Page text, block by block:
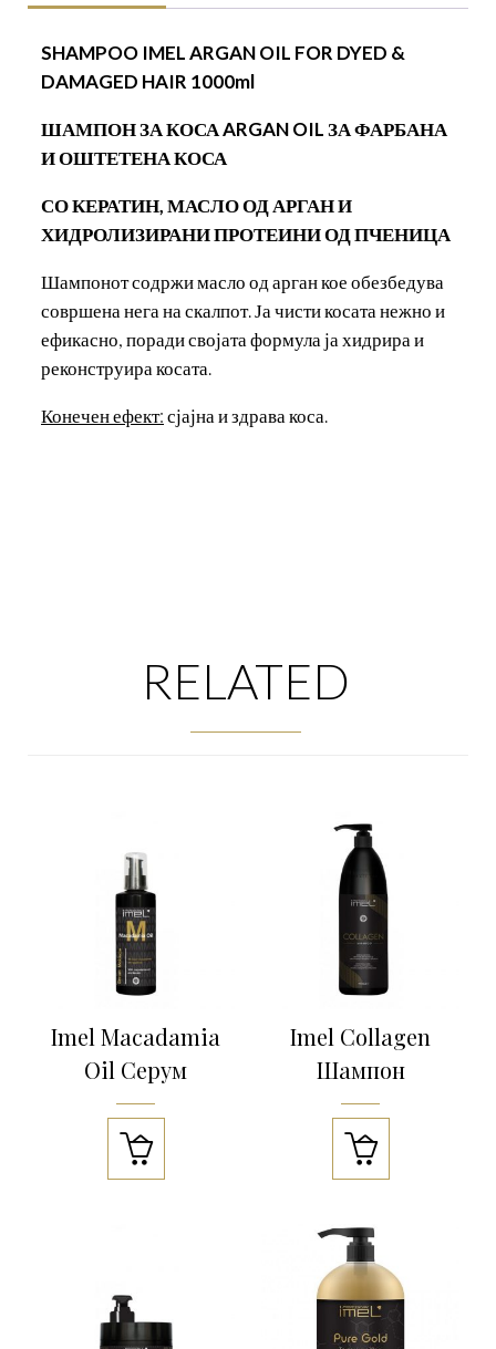
SHAMPOO IMEL ARGAN OIL FOR DYED &
DAMAGED HAIR 1000ml
ШАМПОН ЗА КОСАARGAN OILЗА ФАРБАНА
И ОШТЕТЕНА КОСА
СО КЕРАТИН, МАСЛО ОД АРГАН И
ХИДРОЛИЗИРАНИ ПРОТЕИНИ ОД ПЧЕНИЦА
Шампонот содржи масло од арган кое обезбедува
совршена нега на скалпот. Ја чисти косата нежно и
ефикасно, поради својата формула ја хидрира и
реконструира косата.
Конечен ефект:сјајна и здрава коса.
RELATED
Imel Macadamia
Oil Серум

Imel Collagen
Шампон
